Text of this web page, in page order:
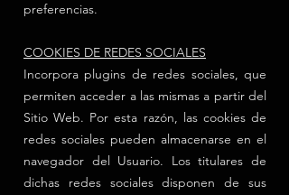
preferencias.
COOKIES DE REDES SOCIALES
Incorpora plugins de redes sociales, que
permiten acceder a las mismas a partir del
Sitio Web. Por esta razón, las cookies de
redes sociales pueden almacenarse en el
navegador del Usuario. Los titulares de
dichas redes sociales disponen de sus